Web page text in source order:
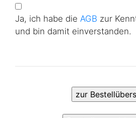
Ja, ich habe die AGB zur
und bin damit einverstanden.